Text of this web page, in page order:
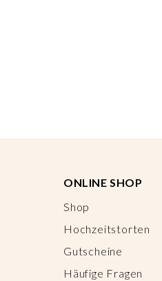
ONLINE SHOP
Shop
Hochzeitstorten
Gutscheine
Häufige Fragen